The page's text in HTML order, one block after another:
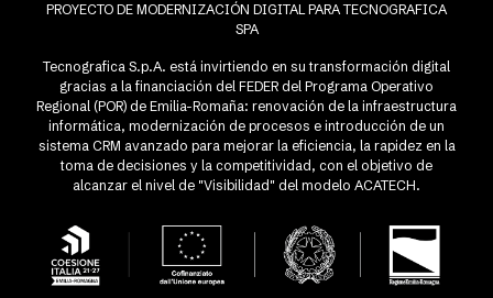
PROYECTO DE MODERNIZACIÓN DIGITAL PARA TECNOGRAFICA
SPA
Tecnografica S.p.A. está invirtiendo en su transformación digital
gracias a la financiación del FEDER del Programa Operativo
Regional (POR) de Emilia-Romaña: renovación de la infraestructura
informática, modernización de procesos e introducción de un
sistema CRM avanzado para mejorar la eficiencia, la rapidez en la
toma de decisiones y la competitividad, con el objetivo de
alcanzar el nivel de "Visibilidad" del modelo ACATECH.